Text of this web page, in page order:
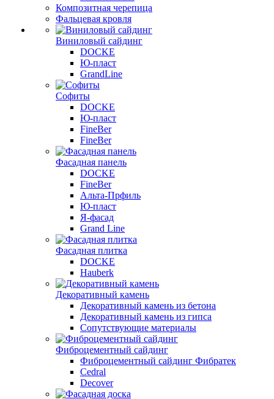
Композитная черепица
Фальцевая кровля
Виниловый сайдинг
DOCKE
Ю-пласт
GrandLine
Софиты
DOCKE
Ю-пласт
FineBer
FineBer
Фасадная панель
DOCKE
FineBer
Альта-Прфиль
Ю-пласт
Я-фасад
Grand Line
Фасадная плитка
DOCKE
Hauberk
Декоративный камень
Декоративный камень из бетона
Декоративный камень из гипса
Сопутствующие материалы
Фиброцементный сайдинг
Фиброцементный сайдинг Фибратек
Cedral
Decover